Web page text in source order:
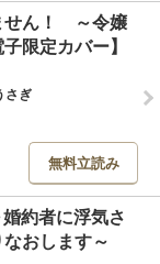
せん！ ～令嬢
限定カバー】
さぎ
無料立読み
約者に浮気さ
おします～